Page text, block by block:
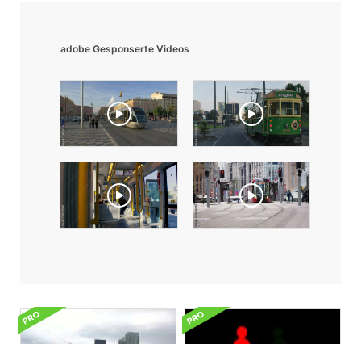
adobe Gesponserte Videos